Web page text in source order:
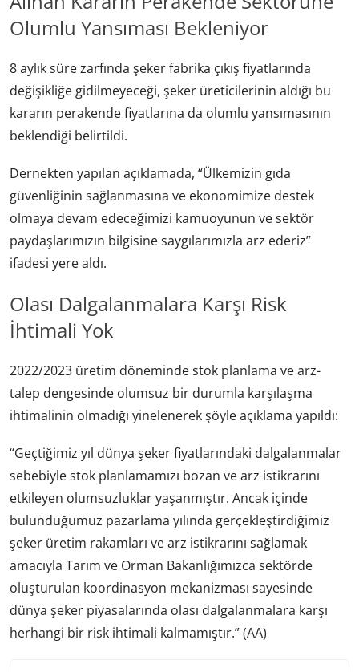
Olumlu Yansıması Bekleniyor
8 aylık süre zarfında şeker fabrika çıkış fiyatlarında
değişikliğe gidilmeyeceği, şeker üreticilerinin aldığı bu
kararın perakende fiyatlarına da olumlu yansımasının
beklendiği belirtildi.
Dernekten yapılan açıklamada, “Ülkemizin gıda
güvenliğinin sağlanmasına ve ekonomimize destek
olmaya devam edeceğimizi kamuoyunun ve sektör
paydaşlarımızın bilgisine saygılarımızla arz ederiz”
ifadesi yere aldı.
Olası Dalgalanmalara Karşı Risk
İhtimali Yok
2022/2023 üretim döneminde stok planlama ve arz-
talep dengesinde olumsuz bir durumla karşılaşma
ihtimalinin olmadığı yinelenerek şöyle açıklama yapıldı:
“Geçtiğimiz yıl dünya şeker fiyatlarındaki dalgalanmalar
sebebiyle stok planlamamızı bozan ve arz istikrarını
etkileyen olumsuzluklar yaşanmıştır. Ancak içinde
bulunduğumuz pazarlama yılında gerçekleştirdiğimiz
şeker üretim rakamları ve arz istikrarını sağlamak
amacıyla Tarım ve Orman Bakanlığımızca sektörde
oluşturulan koordinasyon mekanizması sayesinde
dünya şeker piyasalarında olası dalgalanmalara karşı
herhangi bir risk ihtimali kalmamıştır.” (AA)